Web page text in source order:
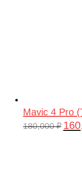
Mavic 4 Pro
180,000₽